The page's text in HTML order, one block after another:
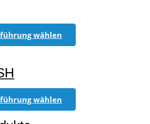
wählen
Produkt
auf.
wählen
Produkt